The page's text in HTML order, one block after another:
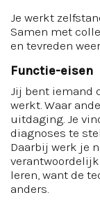
Je werkt
Samen met
en tevreden
Functie-eisen
Jij bent iemand
werkt. Waar
uitdaging. Je
diagnoses te
Daarbij werk je
leren, want de
anders.